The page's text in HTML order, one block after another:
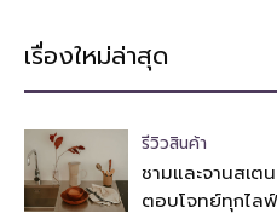
เรื่องใหม่ล่าสุด
รีวิวสินค้า
ชามและจานสเต
ตอบโจทย์ทุกไล